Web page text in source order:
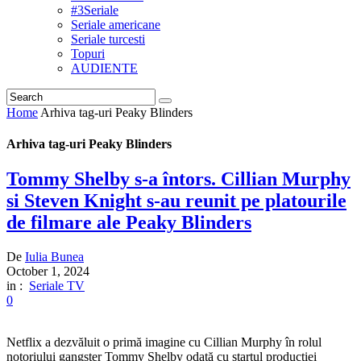
#3Seriale
Seriale americane
Seriale turcesti
Topuri
AUDIENTE
Home Arhiva tag-uri Peaky Blinders
Arhiva tag-uri Peaky Blinders
Tommy Shelby s-a întors. Cillian Murphy
si Steven Knight s-au reunit pe platourile
de filmare ale Peaky Blinders
De Iulia Bunea
October 1, 2024
in : Seriale TV
0
Netflix a dezvăluit o primă imagine cu Cillian Murphy în rolul
notoriului gangster Tommy Shelby odată cu startul producției